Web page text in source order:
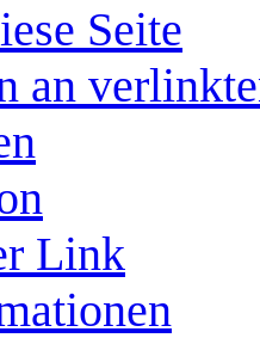
Seite
an
Link